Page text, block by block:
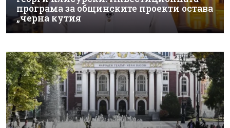
програма за общинските проекти остава
„черна кутия